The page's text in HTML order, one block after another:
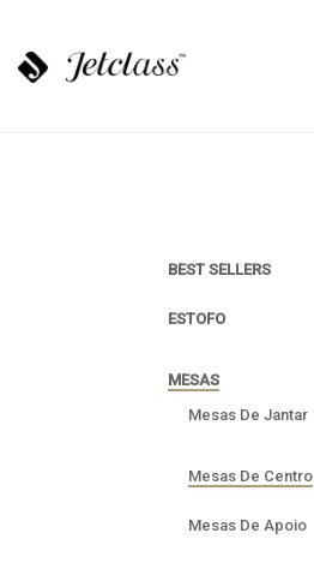
BEST SELLERS
ESTOFO
MESAS
Mesas De Jantar
Mesas De Centro
Mesas De Apoio